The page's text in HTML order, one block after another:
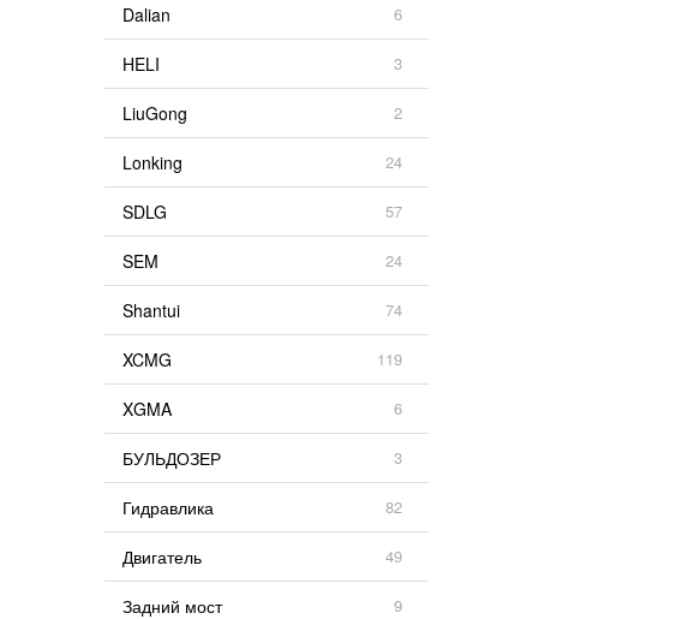
Dalian 6
HELI 3
LiuGong 2
Lonking 24
SDLG 57
SEM 24
Shantui 74
XCMG 119
XGMA 6
БУЛЬДОЗЕР 3
Гидравлика 82
Двигатель 49
Задний мост 9